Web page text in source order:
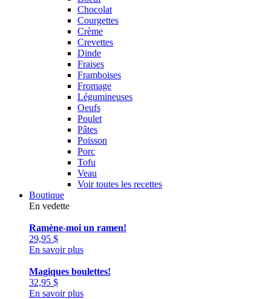
Chocolat
Courgettes
Crème
Crevettes
Dinde
Fraises
Framboises
Fromage
Légumineuses
Oeufs
Poulet
Pâtes
Poisson
Porc
Tofu
Veau
Voir toutes les recettes
Boutique
En vedette
Ramène-moi un ramen!
29,95 $
En savoir plus
Magiques boulettes!
32,95 $
En savoir plus